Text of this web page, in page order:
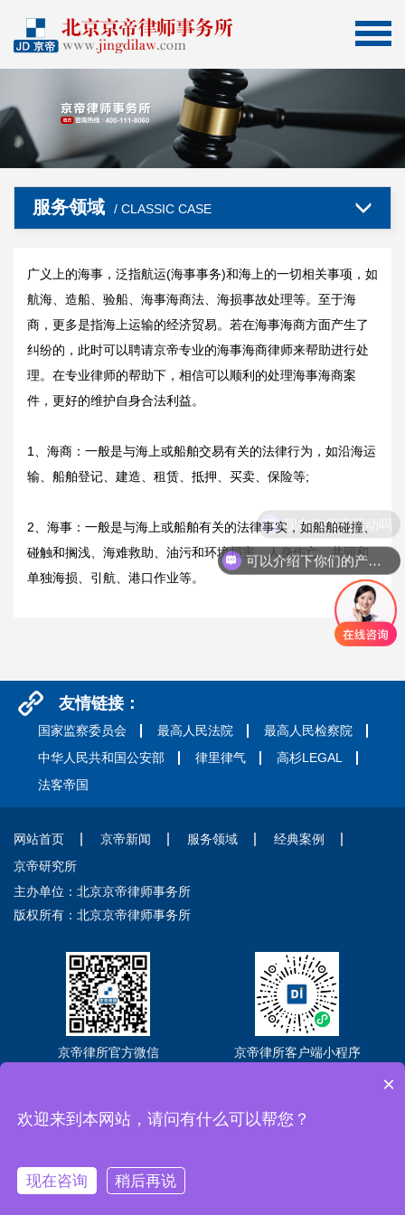
服务领域 / CLASSIC CASE
广义上的海事，泛指航运(海事事务)和海上的一切相关事项，如
航海、造船、验船、海事海商法、海损事故处理等。至于海
商，更多是指海上运输的经济贸易。若在海事海商方面产生了
纠纷的，此时可以聘请京帝专业的海事海商律师来帮助进行处
理。在专业律师的帮助下，相信可以顺利的处理海事海商案
件，更好的维护自身合法利益。
1、海商：一般是与海上或船舶交易有关的法律行为，如沿海运
输、船舶登记、建造、租赁、抵押、买卖、保险等;
2、海事：一般是与海上或船舶有关的法律事实，如船舶碰撞、
碰触和搁浅、海难救助、油污和环境损害、人身伤亡、共同和
单独海损、引航、港口作业等。
友情链接：
国家监察委员会 最高人民法院
最高人民检察院
中华人民共和国公安部
律里律气
高杉LEGAL
法客帝国
网站首页 京帝新闻 服务领域
经典案例
京帝研究所
主办单位：北京京帝律师事务所
版权所有：北京京帝律师事务所
京帝律所官方微信 京帝律所客户端小程序
安备11010102005581号
全国法律咨询热线：400-088-2636
可以介绍下你们的产品么
现在有优惠活动吗
×
欢迎来到本网站，请问有什么可以帮您？
现在咨询 稍后再说